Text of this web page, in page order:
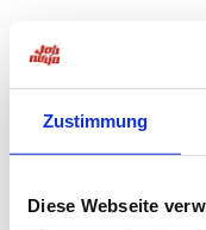
Zustimmung
Diese Webseite